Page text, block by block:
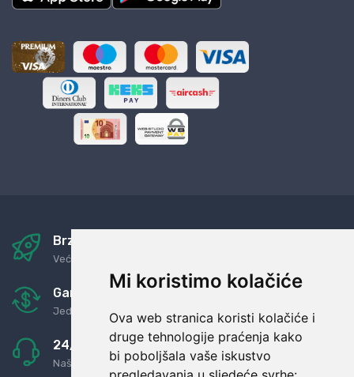
Mi koristimo kolačiće
Ova web stranica koristi kolačiće i
druge tehnologije praćenja kako
bi poboljšala vaše iskustvo
Brza i sigurna dostava
Već za nekoliko dana kod vas
Garancija u povrat novaca
Jednostavno pravilo: Roba za novac
24/7 odlična podrška
Naši agenti uvijek na raspolaganju